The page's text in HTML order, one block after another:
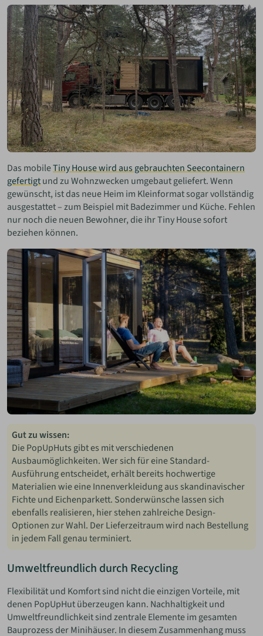
Das mobileTiny House wird aus gebrauchten Seecontainern
gefertigtund zu Wohnzwecken umgebaut geliefert. Wenn
gewünscht, ist das neue Heim im Kleinformat sogar vollständig
ausgestattet – zum Beispiel mit Badezimmer und Küche. Fehlen
nur noch die neuen Bewohner, die ihr Tiny House sofort
beziehen können.
Gut zu wissen:
Die PopUpHuts gibt es mit verschiedenen
Ausbaumöglichkeiten. Wer sich für eine Standard-
Ausführung entscheidet, erhält bereits hochwertige
Materialien wie eine Innenverkleidung aus skandinavischer
Fichte und Eichenparkett. Sonderwünsche lassen sich
ebenfalls realisieren, hier stehen zahlreiche Design-
Optionen zur Wahl. Der Lieferzeitraum wird nach Bestellung
in jedem Fall genau terminiert.
Umweltfreundlich durch Recycling
Flexibilität und Komfort sind nicht die einzigen Vorteile, mit
denen PopUpHut überzeugen kann. Nachhaltigkeit und
Umweltfreundlichkeit sind zentrale Elemente im gesamten
Bauprozess der Minihäuser. In diesem Zusammenhang muss